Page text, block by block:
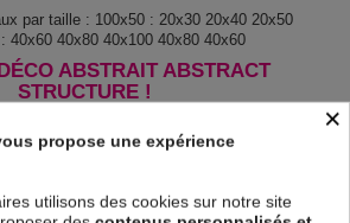
par taille : 100x50 : 20x30 20x40 20x50
40x60 40x80 40x100 40x80 40x60
ABSTRAIT ABSTRACT
STRUCTURE !
qui reflète parfaitement les couleurs avec
reproduits. Grâce à une impression sur tous les
pourrez suspendre le tableau immédiatement
×
propose une expérience
utilisons des cookies sur notre site